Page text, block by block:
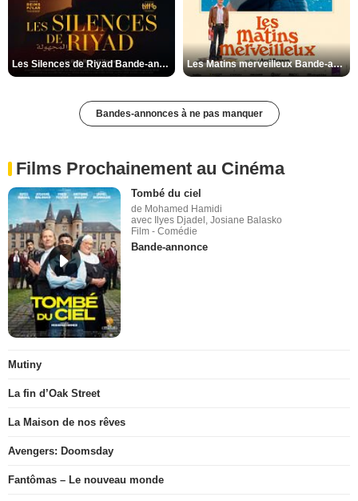
Les Silences de Riyad Bande-annonce VO STFR Les Matins merveilleux Bande-annonce VF
Bandes-annonces à ne pas manquer
Films Prochainement au Cinéma
Tombé du ciel
de Mohamed Hamidi
avec Ilyes Djadel, Josiane Balasko
Film - Comédie
Bande-annonce
Mutiny
La fin d’Oak Street
La Maison de nos rêves
Avengers: Doomsday
Fantômas – Le nouveau monde